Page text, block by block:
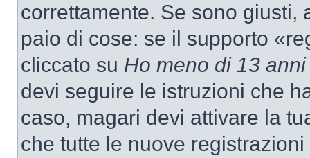
correttamente. Se sono giusti,
paio di cose: se il supporto
cliccato su Ho meno di 13 anni
devi seguire le istruzioni che
caso, magari devi attivare la
che tutte le nuove